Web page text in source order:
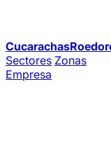
Cucarachas
Sectores Zonas
Empresa